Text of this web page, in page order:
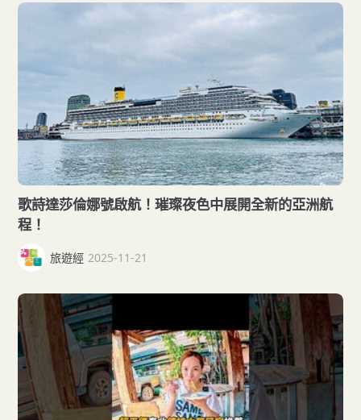
歌詩達莎倫娜號啟航！璀璨夜色中展開全新的亞洲航
程！
旅遊經 2025-11-21